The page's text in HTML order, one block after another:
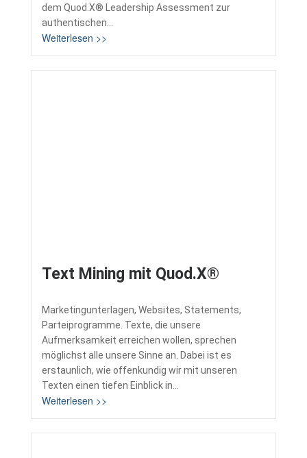
dem Quod.X® Leadership Assessment zur
authentischen...
Weiterlesen >>
Text Mining mit Quod.X®
Marketingunterlagen, Websites, Statements,
Parteiprogramme. Texte, die unsere
Aufmerksamkeit erreichen wollen, sprechen
möglichst alle unsere Sinne an. Dabei ist es
erstaunlich, wie offenkundig wir mit unseren
Texten einen tiefen Einblick in...
Weiterlesen >>